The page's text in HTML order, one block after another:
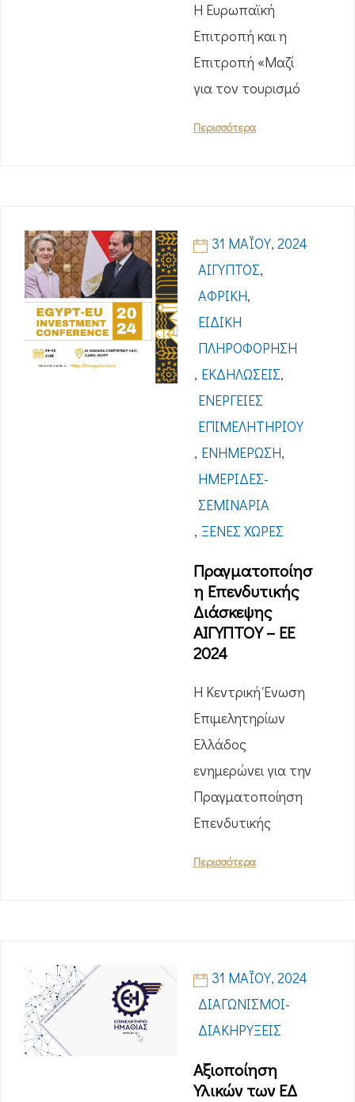
Η Ευρωπαϊκή
Επιτροπή και η
Επιτροπή «Μαζί
για τον τουρισμό
Περισσότερα
31 ΜΑΪ́ΟΥ, 2024
ΑΊΓΥΠΤΟΣ,
ΑΦΡΙΚΉ,
ΕΙΔΙΚΉ
ΠΛΗΡΟΦΌΡΗΣΗ
, ΕΚΔΗΛΏΣΕΙΣ,
ΕΝΈΡΓΕΙΕΣ
ΕΠΙΜΕΛΗΤΗΡΊΟΥ
, ΕΝΗΜΈΡΩΣΗ,
ΗΜΕΡΊΔΕΣ-
ΣΕΜΙΝΆΡΙΑ
, ΞΈΝΕΣ ΧΏΡΕΣ
Πραγματοποίησ
η Επενδυτικής
Διάσκεψης
ΑΙΓΥΠΤΟΥ – ΕΕ
2024
Η Κεντρική Ένωση
Επιμελητηρίων
Ελλάδος
ενημερώνει για την
Πραγματοποίηση
Επενδυτικής
Περισσότερα
31 ΜΑΪ́ΟΥ, 2024
ΔΙΑΓΩΝΙΣΜΟΊ-
ΔΙΑΚΗΡΎΞΕΙΣ
Αξιοποίηση
Υλικών των ΕΔ